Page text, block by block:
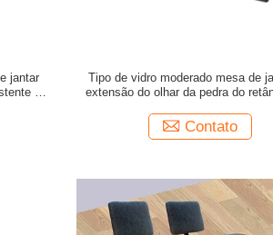
jantar
ao
Tipo de vidro moderado mesa de
extensão do olhar da pedra do
Contato